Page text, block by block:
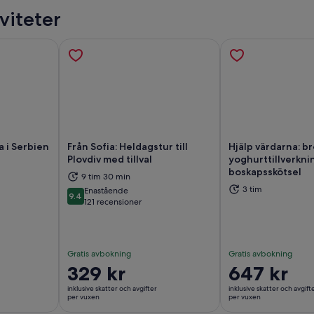
i Serbien
Från Sofia: Heldagstur till
Plovdiv med tillval
9 tim 30 min
9.49.4 av 10
Enastående
121 recensioner
Gratis avbokning
Priset
är
329 kr
329 kr
inklusive skatter och avgifter
per vuxen
Hjälp värdarna:
boskapsskötsel
3 tim
Gratis avbokning
Priset
är
647 kr
647 kr
inklusive skatter och
per vuxen